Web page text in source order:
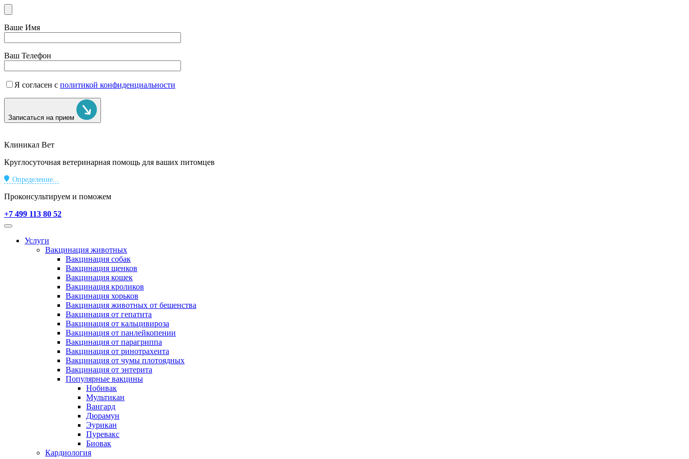
Ваше Имя
Ваш Телефон
Я согласен с политикой конфиденциальности
Записаться на прием
Клиникал Вет
Круглосуточная ветеринарная помощь для ваших питомцев
Определение...
Проконсультируем и поможем
+7 499 113 80 52
Услуги
Вакцинация животных
Вакцинация собак
Вакцинация щенков
Вакцинация кошек
Вакцинация кроликов
Вакцинация хорьков
Вакцинация животных от бешенства
Вакцинация от гепатита
Вакцинация от кальцивироза
Вакцинация от панлейкопении
Вакцинация от парагриппа
Вакцинация от ринотрахеита
Вакцинация от чумы плотоядных
Вакцинация от энтерита
Популярные вакцины
Нобивак
Мультикан
Вангард
Дюрамун
Эурикан
Пуревакс
Биовак
Кардиология